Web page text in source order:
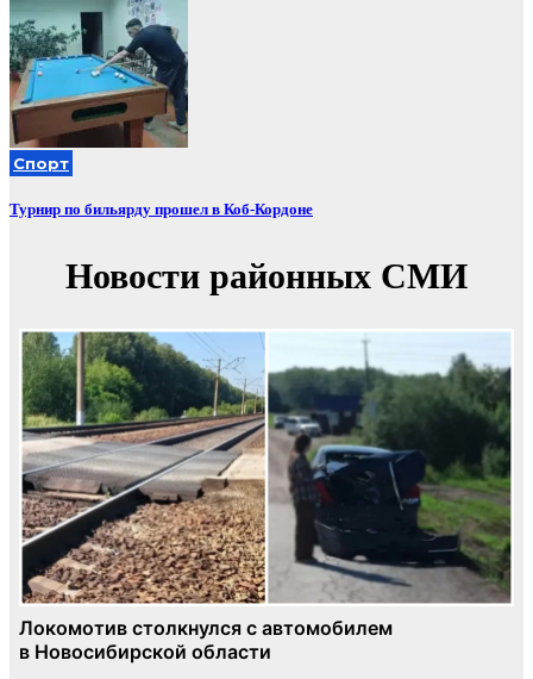
Спорт
Турнир по бильярду прошел в Коб-Кордоне